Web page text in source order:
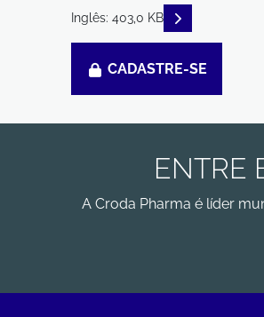
Inglês: 403,0 KB READ
CADASTRE-SE
ENTRE
A Croda Pharma é líder